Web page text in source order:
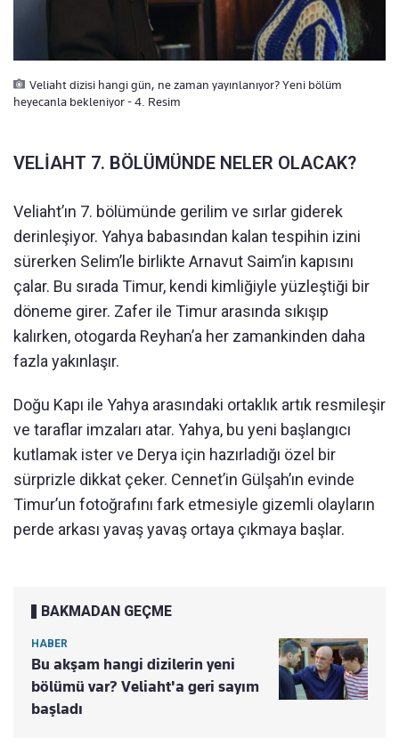
Veliaht dizisi hangi gün, ne zaman yayınlanıyor? Yeni bölüm
heyecanla bekleniyor - 4. Resim
VELİAHT 7. BÖLÜMÜNDE NELER OLACAK?
Veliaht’ın 7. bölümünde gerilim ve sırlar giderek
derinleşiyor. Yahya babasından kalan tespihin izini
sürerken Selim’le birlikte Arnavut Saim’in kapısını
çalar. Bu sırada Timur, kendi kimliğiyle yüzleştiği bir
döneme girer. Zafer ile Timur arasında sıkışıp
kalırken, otogarda Reyhan’a her zamankinden daha
fazla yakınlaşır.
Doğu Kapı ile Yahya arasındaki ortaklık artık resmileşir
ve taraflar imzaları atar. Yahya, bu yeni başlangıcı
kutlamak ister ve Derya için hazırladığı özel bir
sürprizle dikkat çeker. Cennet’in Gülşah’ın evinde
Timur’un fotoğrafını fark etmesiyle gizemli olayların
perde arkası yavaş yavaş ortaya çıkmaya başlar.
BAKMADAN GEÇME
HABER
Bu akşam hangi dizilerin yeni
bölümü var? Veliaht'a geri sayım
başladı